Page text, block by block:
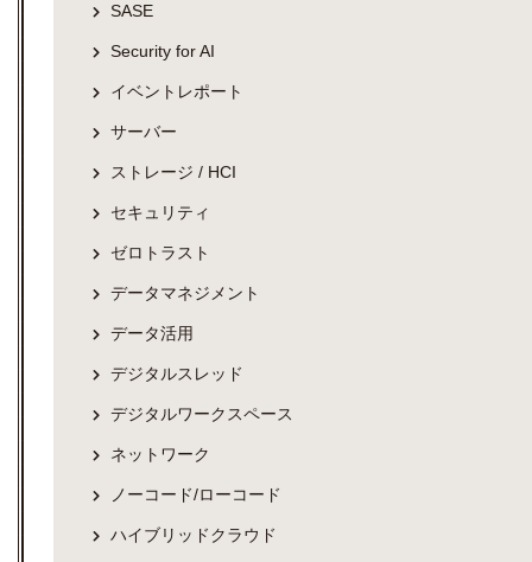
SASE
Security for AI
イベントレポート
サーバー
ストレージ / HCI
セキュリティ
ゼロトラスト
データマネジメント
データ活用
デジタルスレッド
デジタルワークスペース
ネットワーク
ノーコード/ローコード
ハイブリッドクラウド